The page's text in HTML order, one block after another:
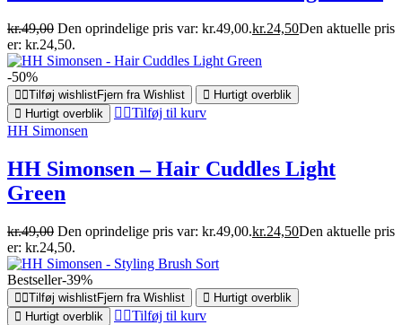
kr.49,00 Den oprindelige pris var: kr.49,00.kr.24,50Den aktuelle pris
er: kr.24,50.
-50%
Tilføj wishlistFjern fra Wishlist
Hurtigt overblik
Hurtigt overblik
Tilføj til kurv
HH Simonsen
HH Simonsen – Hair Cuddles Light
Green
kr.49,00 Den oprindelige pris var: kr.49,00.kr.24,50Den aktuelle pris
er: kr.24,50.
Bestseller-39%
Tilføj wishlistFjern fra Wishlist
Hurtigt overblik
Hurtigt overblik
Tilføj til kurv